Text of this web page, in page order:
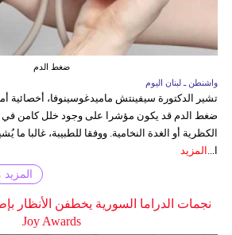
ضغط الدم
واشنطن ـ لبنان اليوم
تشير الدكتورة سيفينتش ماميدغوسينوفا، أخصائية
ضغط الدم قد يكون مؤشرا على وجود خلل كامن في
الكظرية أو الغدة النخامية. ووفقا للطبيبة، غالبا ما
ا...
المزيد
نجمات الدراما السورية يخطفن الأنظار
Joy Awards